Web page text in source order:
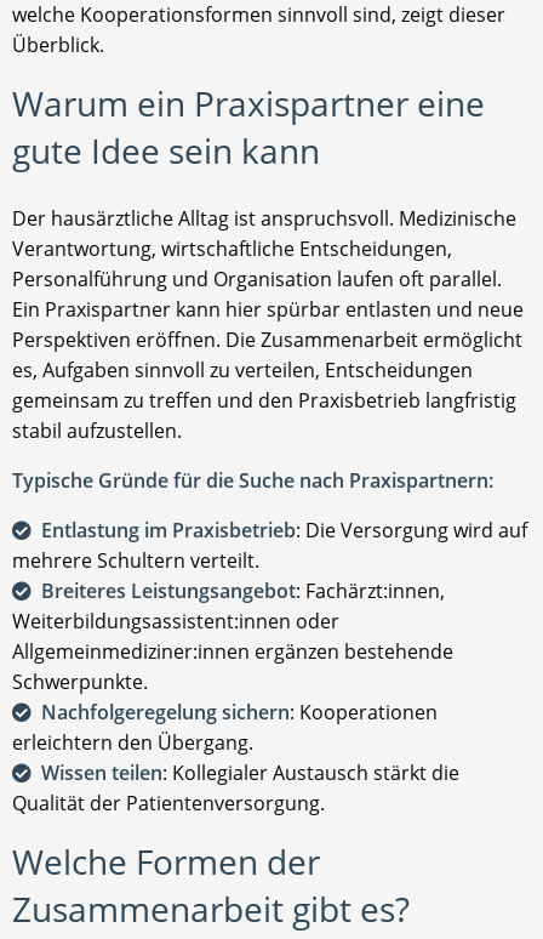
welche Kooperationsformen sinnvoll sind, zeigt dieser
Überblick.
Warum ein Praxispartner eine
gute Idee sein kann
Der hausärztliche Alltag ist anspruchsvoll. Medizinische
Verantwortung, wirtschaftliche Entscheidungen,
Personalführung und Organisation laufen oft parallel.
Ein Praxispartner kann hier spürbar entlasten und neue
Perspektiven eröffnen. Die Zusammenarbeit ermöglicht
es, Aufgaben sinnvoll zu verteilen, Entscheidungen
gemeinsam zu treffen und den Praxisbetrieb langfristig
stabil aufzustellen.
Typische Gründe für die Suche nach Praxispartnern:
Entlastung im Praxisbetrieb: Die Versorgung wird auf
mehrere Schultern verteilt.
Breiteres Leistungsangebot: Fachärzt:innen,
Weiterbildungsassistent:innen oder
Allgemeinmediziner:innen ergänzen bestehende
Schwerpunkte.
Nachfolgeregelung sichern: Kooperationen
erleichtern den Übergang.
Wissen teilen: Kollegialer Austausch stärkt die
Qualität der Patientenversorgung.
Welche Formen der
Zusammenarbeit gibt es?